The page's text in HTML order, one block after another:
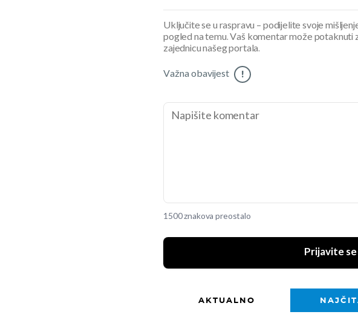
Uključite se u raspravu – podijelite svoje
pogled na temu. Vaš komentar može potaknuti
zajednicu našeg portala.
Važna obavijest !
1500 znakova preostalo
Prijavite se
AKTUALNO